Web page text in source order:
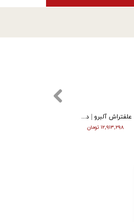
تیلر ورما دیزل 9 اسب استارت تک چراغ VTM -1350E
تومان